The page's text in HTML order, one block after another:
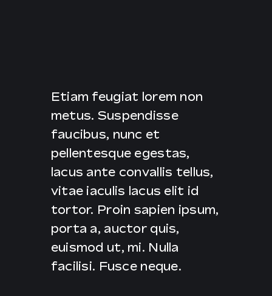
Etiam feugiat lorem non
metus. Suspendisse
faucibus, nunc et
pellentesque egestas,
lacus ante convallis tellus,
vitae iaculis lacus elit id
tortor. Proin sapien ipsum,
porta a, auctor quis,
euismod ut, mi. Nulla
facilisi. Fusce neque.